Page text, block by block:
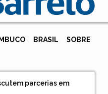
BRASIL SOBRE
parcerias em